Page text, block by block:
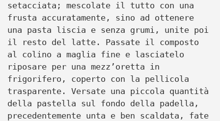
setacciata; mescolate il tutto con una
frusta accuratamente, sino ad ottenere
una pasta liscia e senza grumi, unite poi
il resto del latte. Passate il composto
al colino a maglia fine e lasciatelo
riposare per una mezz’oretta in
frigorifero, coperto con la pellicola
trasparente. Versate una piccola quantità
della pastella sul fondo della padella,
precedentemente unta e ben scaldata, fate